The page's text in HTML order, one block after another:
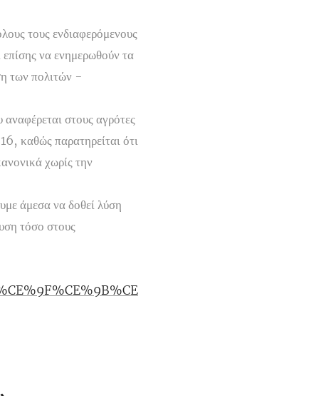
τους ενδιαφερόμενους
να ενημερωθούν τα
των πολιτών -
στους αγρότες
καθώς παρατηρείται ότι
χωρίς την
άμεσα να δοθεί λύση
τόσο στους